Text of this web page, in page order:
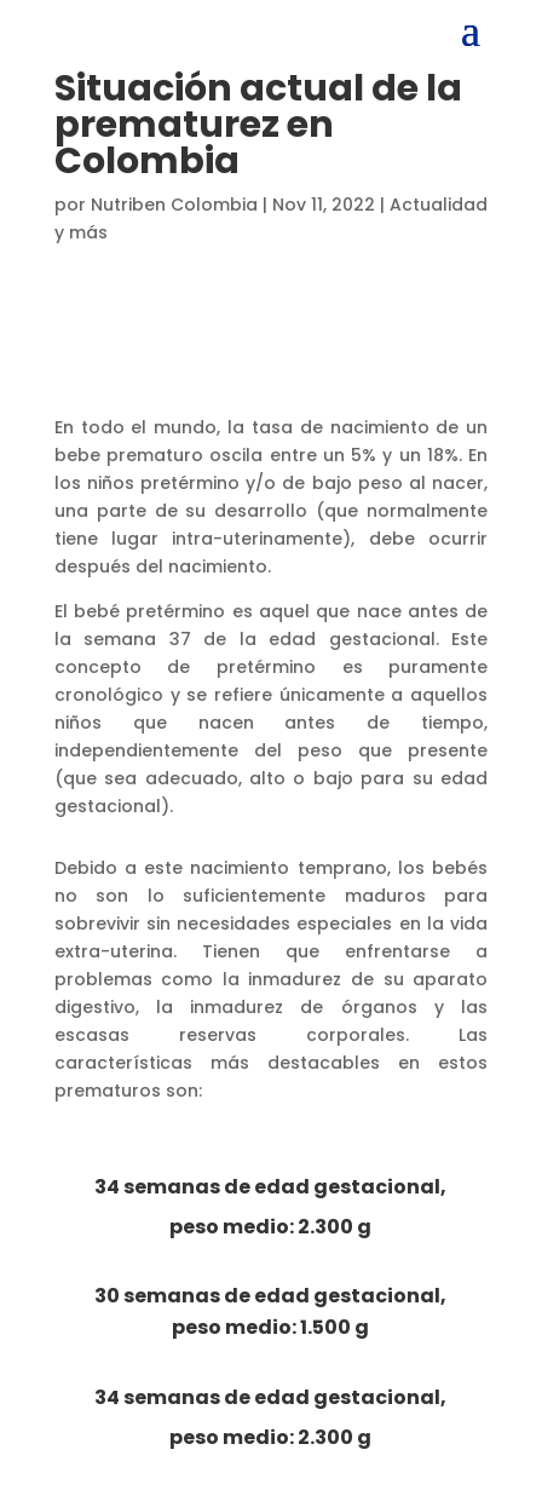
Situación actual de la
prematurez en
Colombia
por Nutriben Colombia | Nov 11, 2022 | Actualidad
y más
En todo el mundo, la tasa de nacimiento de un
bebe prematuro oscila entre un 5% y un 18%. En
los niños pretérmino y/o de bajo peso al nacer,
una parte de su desarrollo (que normalmente
tiene lugar intra-uterinamente), debe ocurrir
después del nacimiento.
El bebé pretérmino es aquel que nace antes de
la semana 37 de la edad gestacional. Este
concepto de pretérmino es puramente
cronológico y se refiere únicamente a aquellos
niños que nacen antes de tiempo,
independientemente del peso que presente
(que sea adecuado, alto o bajo para su edad
gestacional).
Debido a este nacimiento temprano, los bebés
no son lo suficientemente maduros para
sobrevivir sin necesidades especiales en la vida
extra-uterina. Tienen que enfrentarse a
problemas como la inmadurez de su aparato
digestivo, la inmadurez de órganos y las
escasas reservas corporales. Las
características más destacables en estos
prematuros son:
34 semanas de edad gestacional,
peso medio: 2.300 g
30 semanas de edad gestacional,
peso medio: 1.500 g
34 semanas de edad gestacional,
peso medio: 2.300 g